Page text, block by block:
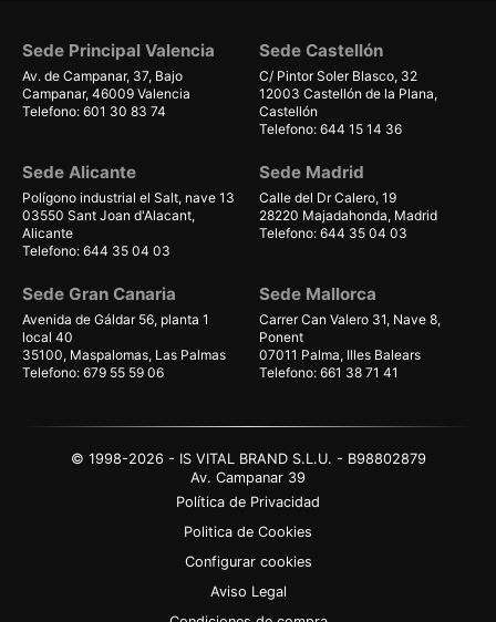
Sede Principal Valencia
Av. de Campanar, 37, Bajo
Campanar, 46009 Valencia
Telefono: 601 30 83 74
Sede Castellón
C/ Pintor Soler Blasco, 32
12003 Castellón de la Plana,
Castellón
Telefono: 644 15 14 36
Sede Alicante
Polígono industrial el Salt, nave 13
03550 Sant Joan d'Alacant,
Alicante
Telefono: 644 35 04 03
Sede Madrid
Calle del Dr Calero, 19
28220 Majadahonda, Madrid
Telefono: 644 35 04 03
Sede Gran Canaria
Avenida de Gáldar 56, planta 1
local 40
35100, Maspalomas, Las Palmas
Telefono: 679 55 59 06
Sede Mallorca
Carrer Can Valero 31, Nave 8,
Ponent
07011 Palma, Illes Balears
Telefono: 661 38 71 41
© 1998-2026 - IS VITAL BRAND S.L.U. - B98802879
Av. Campanar 39
Política de Privacidad
Politica de Cookies
Configurar cookies
Aviso Legal